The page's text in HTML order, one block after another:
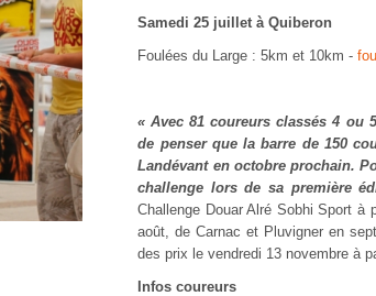
Samedi 25 juillet à Quiberon
Foulées du Large : 5km et 10km -
« Avec 81 coureurs classés 4 ou
de penser que la barre de 150
Landévant en octobre prochain.
challenge lors de sa première
Challenge Douar Alré Sobhi Sport à
août, de Carnac et Pluvigner en
des prix le vendredi 13 novembre à
Infos coureurs